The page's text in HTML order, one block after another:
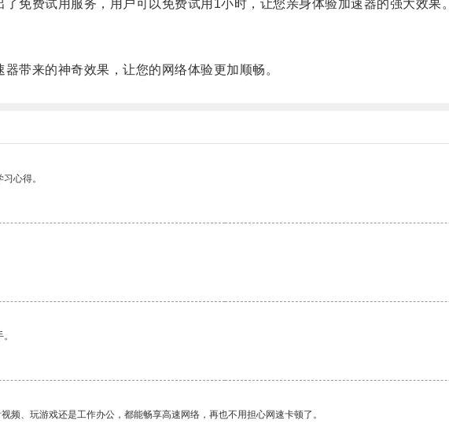
费试用服务，用户可以免费试用1小时，让您亲身体验加速器的强大效果。
来的神奇效果，让您的网络体验更加顺畅。
心得。
频、玩游戏还是工作办公，都能畅享高速网络，再也不用担心网速卡顿了。